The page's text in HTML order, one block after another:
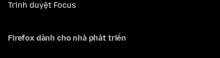
Trình duyệt Focus
Firefox dành cho nhà phát triển